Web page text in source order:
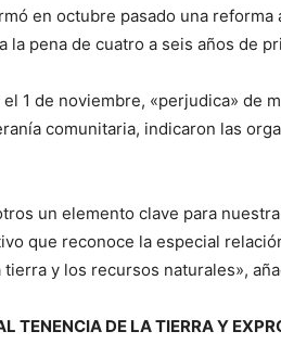
en octubre pasado una reforma
la pena de cuatro a seis años de
1 de noviembre, «perjudica» de
comunitaria, indicaron las
un elemento clave para
que reconoce la especial
y los recursos naturales»,
TENENCIA DE LA TIERRA Y